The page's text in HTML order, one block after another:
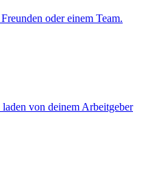
oder einem Team.
von deinem Arbeitgeber